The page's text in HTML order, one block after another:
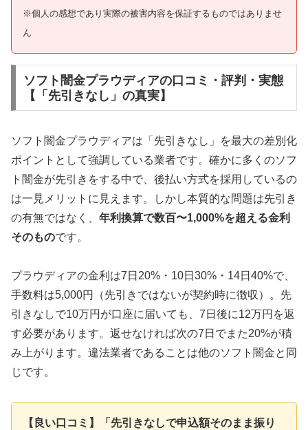
※個人の感想であり実際の被害内容を保証するものではありませ
ん
ソフト闇金プラウディアの口コミ・評判・実態
【「先引きなし」の真実】
ソフト闇金プラウディアは「先引きなし」を最大の差別化
ポイントとして強調している業者です。確かに多くのソフ
ト闇金が先引きをする中で、後払い方式を採用しているの
は一見メリットに見えます。しかし本質的な問題は先引き
の有無ではなく、 年利換算で数百〜1,000%を超える金利
そのものです。
プラウディアの金利は7日20%・10日30%・14日40%で、
手数料は5,000円（先引きではないが契約時に徴収）。先
引きなしで10万円が口座に届いても、7日後に12万円を返
す必要があります。返せなければ次の7日でまた20%が積
み上がります。違法業者であることは他のソフト闇金と同
じです。
【良い口コミ】「先引きなしで申込額そのまま振り